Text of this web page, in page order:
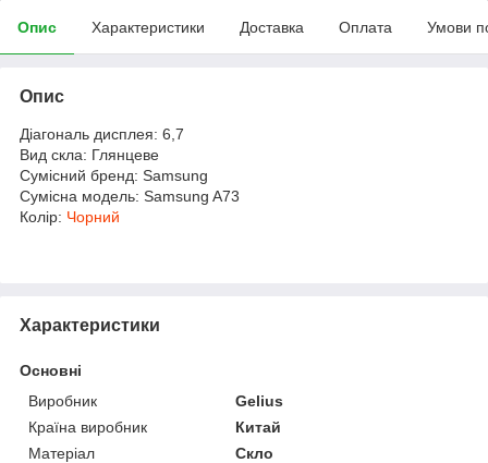
Опис Характеристики Доставка Оплата Умови
Опис
Діагональ дисплея: 6,7
Вид скла: Глянцеве
Сумісний бренд: Samsung
Сумісна модель: Samsung A73
Колір: Чорний
Характеристики
Основні
Виробник
Gelius
Країна виробник
Китай
Матеріал
Скло